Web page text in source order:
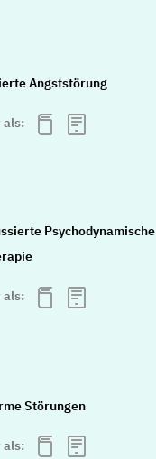
Angststörung
als:
Psychodynamische
als:
Störungen
als: